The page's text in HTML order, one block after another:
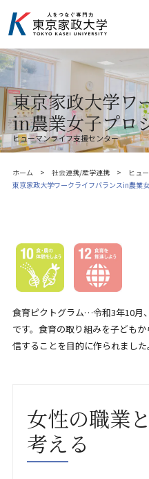
東京家政大学ワ
in農業女子プロ
ヒューマンライフ支援センター
ホーム 社会連携/産学連携
ヒュ
東京家政大学ワークライフバランスin農業
食育ピクトグラム…令和3年10月
です。食育の取り組みを子ども
信することを目的に作られました。
女性の職業
考える